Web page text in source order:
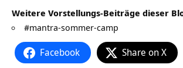
Weitere Vorstellungs-Beiträge dieser
#mantra-sommer-camp
Facebook Share on X